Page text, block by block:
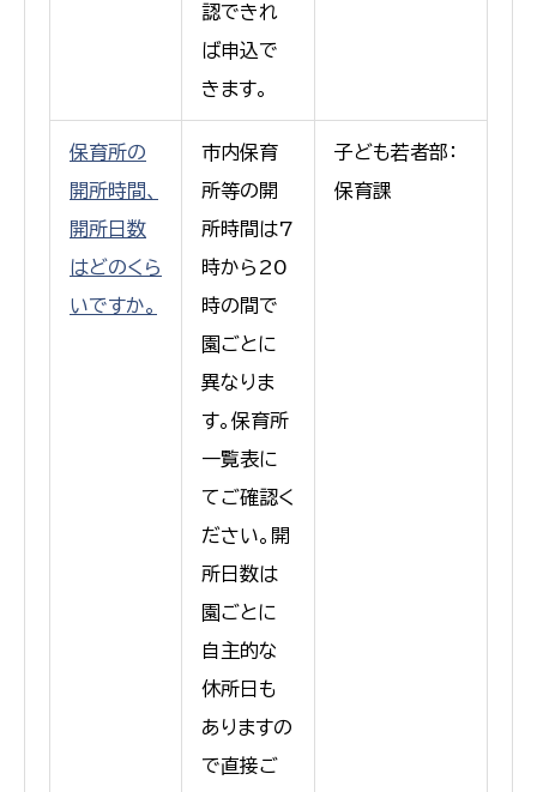
認できれ
ば申込で
きます。
保育所の
開所時間、
開所日数
はどのくら
いですか。
市内保育
所等の開
所時間は7
時から20
時の間で
園ごとに
異なりま
す。保育所
一覧表に
てご確認く
ださい。開
所日数は
園ごとに
自主的な
休所日も
ありますの
で直接ご
子ども若者部：
保育課